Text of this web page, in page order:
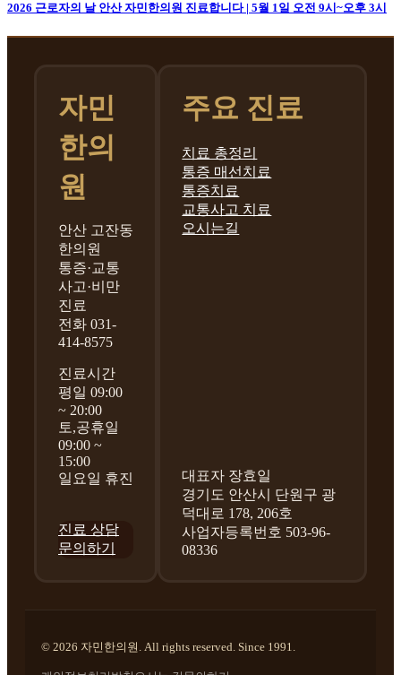
2026 근로자의 날 안산 자민한의원 진료합니다 | 5월 1일 오전 9시~오후 3시
자민
한의
원
안산 고잔동
한의원
통증·교통
사고·비만
진료
전화 031-
414-8575
진료시간
평일 09:00
~ 20:00
토,공휴일
09:00 ~
15:00
일요일 휴진
진료 상담
문의하기
주요 진료
치료 총정리
통증 매선치료
통증치료
교통사고 치료
오시는길
대표자 장효일
경기도 안산시 단원구 광
덕대로 178, 206호
사업자등록번호 503-96-
08336
© 2026 자민한의원. All rights reserved. Since 1991.